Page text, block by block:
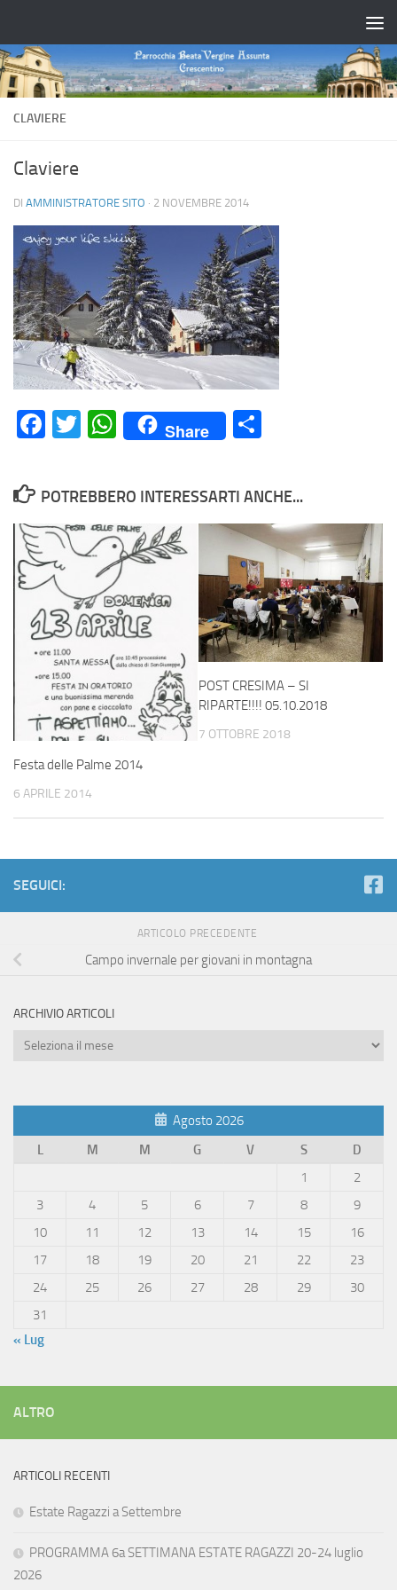
CLAVIERE
Claviere
DI AMMINISTRATORE SITO · 2 NOVEMBRE 2014
Facebook
Twitter
WhatsApp
Share
POTREBBERO INTERESSARTI ANCHE...
Festa delle Palme 2014
6 APRILE 2014
POST CRESIMA – SI
RIPARTE!!!! 05.10.2018
7 OTTOBRE 2018
SEGUICI:
ARTICOLO PRECEDENTE
Campo invernale per giovani in montagna
ARCHIVIO ARTICOLI
Archivio
Agosto 2026
L
M M G V S
D
1
2
3
4 5 6 7 8
9
10
11 12 13 14 15
16
17
18 19 20 21 22
23
24
25 26 27 28 29
30
31
« Lug
ALTRO
ARTICOLI RECENTI
Estate Ragazzi a Settembre
PROGRAMMA 6a SETTIMANA ESTATE RAGAZZI 20-24 luglio
2026